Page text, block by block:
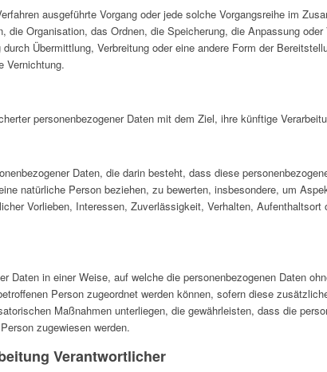
ausgeführte Vorgang oder jede solche Vorgangsreihe im
Organisation, das Ordnen, die Speicherung, die Anpassung oder
Übermittlung, Verbreitung oder eine andere Form der
Vernichtung.
personenbezogener Daten mit dem Ziel, ihre künftige
Daten, die darin besteht, dass diese
natürliche Person beziehen, zu bewerten, insbesondere, um
Vorlieben, Interessen, Zuverlässigkeit, Verhalten, Aufenthaltsort
Daten in einer Weise, auf welche die personenbezogenen Daten
Person zugeordnet werden können, sofern diese
Maßnahmen unterliegen, die gewährleisten, dass die
zugewiesen werden.
Verantwortlicher